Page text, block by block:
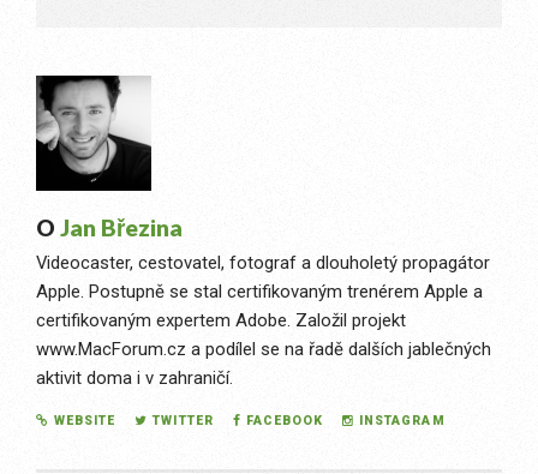
O Jan Březina
Videocaster, cestovatel, fotograf a dlouholetý propagátor
Apple. Postupně se stal certifikovaným trenérem Apple a
certifikovaným expertem Adobe. Založil projekt
www.MacForum.cz a podílel se na řadě dalších jablečných
aktivit doma i v zahraničí.
WEBSITE TWITTER FACEBOOK INSTAGRAM